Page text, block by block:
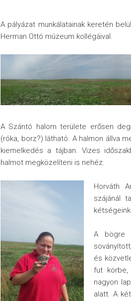
A pályázat munkálatainak keretén
Herman Ottó múzeum kollégáival.
A Szántó halom területe erősen
(róka, borz?) látható. A halmon állva
kiemelkedés a tájban. Vizes
halmot megközelíteni is nehéz.
Horváth
szájánál
A bögre
és
fut körbe,
nagyon
alatt. A